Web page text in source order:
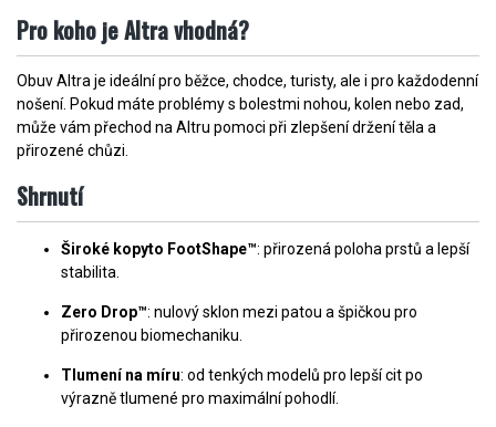
Pro koho je Altra vhodná?
Obuv Altra je ideální pro běžce, chodce, turisty, ale i pro každodenní
nošení. Pokud máte problémy s bolestmi nohou, kolen nebo zad,
může vám přechod na Altru pomoci při zlepšení držení těla a
přirozené chůzi.
Shrnutí
Široké kopyto FootShape™: přirozená poloha prstů a lepší
stabilita.
Zero Drop™: nulový sklon mezi patou a špičkou pro
přirozenou biomechaniku.
Tlumení na míru: od tenkých modelů pro lepší cit po
výrazně tlumené pro maximální pohodlí.